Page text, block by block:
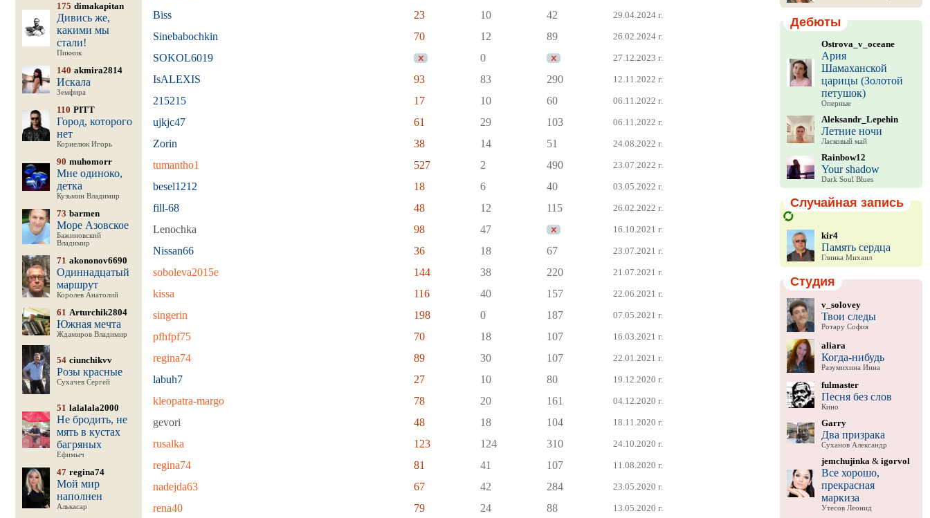
175 dimakapitan
Дивись же,
какими мы
стали!
Пикник
140 akmira2814
Искала
Земфира
110 PITT
Город, которого
нет
Корнелюк Игорь
90 muhomorr
Мне одиноко,
детка
Кузьмин Владимир
73 barmen
Море Азовское
Бажиновский
Владимир
71 akononov6690
Одиннадцатый
маршрут
Королев Анатолий
61 Arturchik2804
Южная мечта
Ждамиров Владимир
54 ciunchikvv
Розы красные
Сухачев Сергей
51 lalalala2000
Не бродить, не
мять в кустах
багряных
Ефимыч
47 regina74
Мой мир
наполнен
Алькасар
Biss 23 10 42 29.04.2024 г.
Sinebabochkin 70 12 89 26.02.2024 г.
SOKOL6019 0 27.12.2023 г.
IsALEXIS 93 83 290 12.11.2022 г.
215215 17 10 60 06.11.2022 г.
ujkjc47 61 29 103 06.11.2022 г.
Zorin 38 14 51 24.08.2022 г.
tumantho1 527 2 490 23.07.2022 г.
besel1212 18 6 40 03.05.2022 г.
fill-68 48 12 115 26.02.2022 г.
Lenochka 98 47 16.10.2021 г.
Nissan66 36 18 67 23.07.2021 г.
soboleva2015e 144 38 220 21.07.2021 г.
kissa 116 40 157 22.06.2021 г.
singerin 198 0 187 07.05.2021 г.
pfhfpf75 70 18 107 16.03.2021 г.
regina74 89 30 107 22.01.2021 г.
labuh7 27 10 80 19.12.2020 г.
kleopatra-margo 78 20 161 04.12.2020 г.
gevori 48 18 104 18.11.2020 г.
rusalka 123 124 310 24.10.2020 г.
regina74 81 41 107 11.08.2020 г.
nadejda63 67 42 284 23.05.2020 г.
rena40 79 24 88 13.05.2020 г.
Дебюты
Ostrova_v_oceane
Ария
Шамаханской
царицы (Золотой
петушок)
Оперные
Aleksandr_Lepehin
Летние ночи
Ласковый май
Rainbow12
Your shadow
Dark Soul Blues
Случайная запись
kir4
Память сердца
Глинка Михаил
Студия
v_solovey
Твои следы
Ротару София
aliara
Когда-нибудь
Разумихина Инна
fulmaster
Песня без слов
Кино
Garry
Два призрака
Суханов Александр
jemchujinka & igorvol
Все хорошо,
прекрасная
маркиза
Утесов Леонид